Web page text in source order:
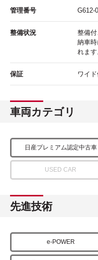
管理番号 G612-
整備状況
整備付
納車
れま
保証 ワイ
車両カテゴリ
日産プレミアム認定中古車
USED CAR
先進技術
e-POWER